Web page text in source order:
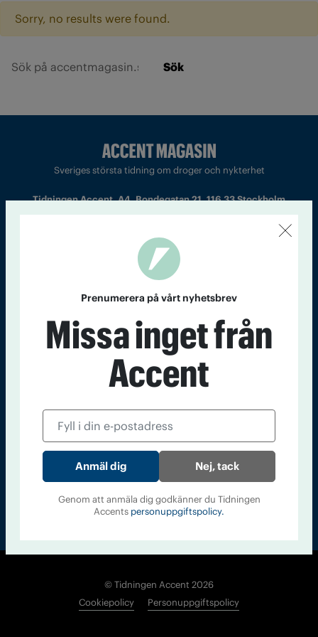
Sorry, no results were found.
Sök
Sveriges största tidning om droger och nykterhet
Tidningen Accent, A4, Bondegatan 21, 116 33 Stockholm
Chefredaktör och ansvarig utgivare: Barbro Janson Lundkvist,
barbro@a4.se.
Kontakt Om Tidningen Tidningsarkiv In English
Läs tidigare
Accent
© Tidningen Accent 2026
Cookiepolicy
Personuppgiftspolicy
Prenumerera på vårt nyhetsbrev
Missa inget från
Accent
Nej, tack
Genom att anmäla dig godkänner du Tidningen
Accents personuppgiftspolicy.